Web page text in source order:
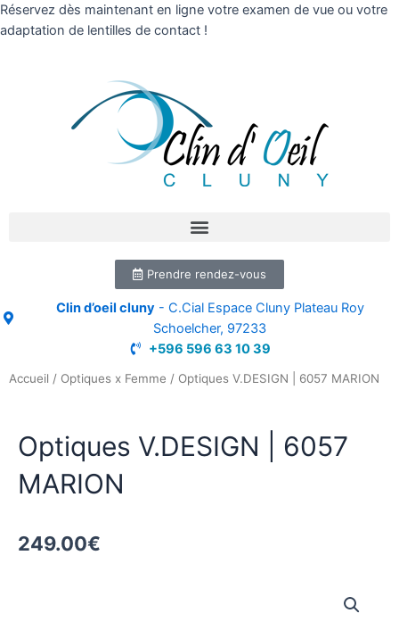
Réservez dès maintenant en ligne votre examen de vue ou votre
adaptation de lentilles de contact !
Prendre rendez-vous
Clin d’oeil cluny- C.Cial Espace Cluny Plateau Roy
Schoelcher, 97233
+596 596 63 10 39
Accueil / Optiques x Femme / Optiques V.DESIGN | 6057 MARION
Optiques V.DESIGN | 6057
MARION
249.00€